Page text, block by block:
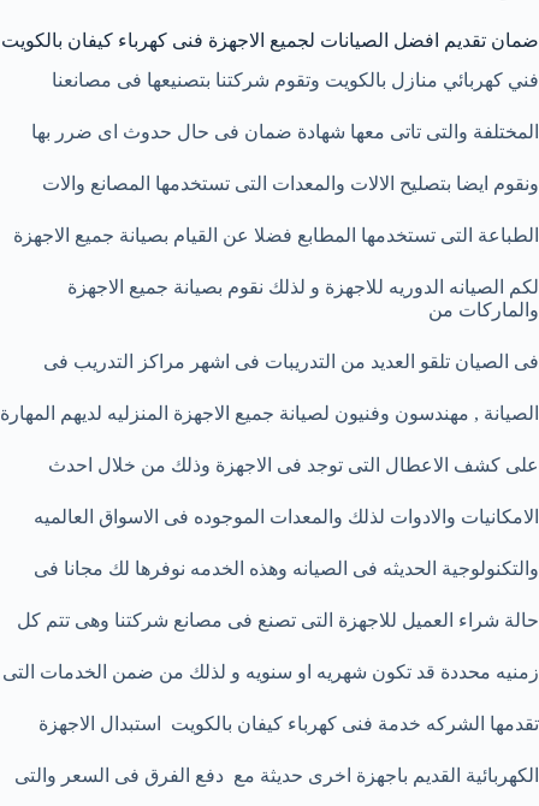
ضمان تقديم افضل الصيانات لجميع الاجهزة فنى كهرباء كيفان بالكويت
فني كهربائي منازل بالكويت وتقوم شركتنا بتصنيعها فى مصانعنا
المختلفة والتى تاتى معها شهادة ضمان فى حال حدوث اى ضرر بها
ونقوم ايضا بتصليح الالات والمعدات التى تستخدمها المصانع والات
الطباعة التى تستخدمها المطابع فضلا عن القيام بصيانة جميع الاجهزة
لكم الصيانه الدوريه للاجهزة و لذلك نقوم بصيانة جميع الاجهزة
والماركات من
فى الصيان تلقو العديد من التدريبات فى اشهر مراكز التدريب فى
الصيانة , مهندسون وفنيون لصيانة جميع الاجهزة المنزليه لديهم المهارة
على كشف الاعطال التى توجد فى الاجهزة وذلك من خلال احدث
الامكانيات والادوات لذلك والمعدات الموجوده فى الاسواق العالميه
والتكنولوجية الحديثه فى الصيانه وهذه الخدمه نوفرها لك مجانا فى
حالة شراء العميل للاجهزة التى تصنع فى مصانع شركتنا وهى تتم كل
زمنيه محددة قد تكون شهريه او سنويه و لذلك من ضمن الخدمات التى
تقدمها الشركه خدمة فنى كهرباء كيفان بالكويت استبدال الاجهزة
الكهربائية القديم باجهزة اخرى حديثة مع دفع الفرق فى السعر والتى